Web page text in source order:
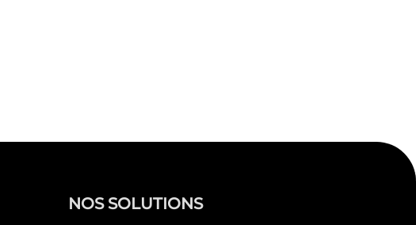
NOS SOLUTIONS